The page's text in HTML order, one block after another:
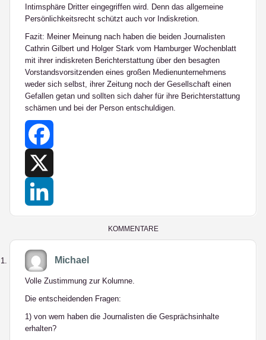
Intimsphäre Dritter eingegriffen wird. Denn das allgemeine
Persönlichkeitsrecht schützt auch vor Indiskretion.
Fazit: Meiner Meinung nach haben die beiden Journalisten
Cathrin Gilbert und Holger Stark vom Hamburger Wochenblatt
mit ihrer indiskreten Berichterstattung über den besagten
Vorstandsvorsitzenden eines großen Medienunternehmens
weder sich selbst, ihrer Zeitung noch der Gesellschaft einen
Gefallen getan und sollten sich daher für ihre Berichterstattung
schämen und bei der Person entschuldigen.
Facebook
KOMMENTARE
Michael
Volle Zustimmung zur Kolumne.
Die entscheidenden Fragen:
1) von wem haben die Journalisten die Gesprächsinhalte
erhalten?